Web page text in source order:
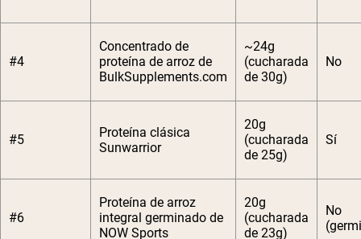
#4
Concentrado de
proteína de arroz de
BulkSupplements.com
~24g
(cucharada
de 30g)
No
#5
Proteína clásica
Sunwarrior
20g
(cucharada
de 25g)
Sí
#6
Proteína de arroz
integral germinado de
NOW Sports
20g
(cucharada
de 23g)
No